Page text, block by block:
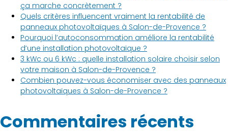
ça marche concrètement ?
Quels critères influencent vraiment la rentabilité de
panneaux photovoltaïques à Salon-de-Provence ?
Pourquoi l’autoconsommation améliore la rentabilité
d’une installation photovoltaïque ?
3 kWc ou 6 kWc : quelle installation solaire choisir selon
votre maison à Salon-de-Provence ?
Combien pouvez-vous économiser avec des panneaux
photovoltaïques à Salon-de-Provence ?
Commentaires récents